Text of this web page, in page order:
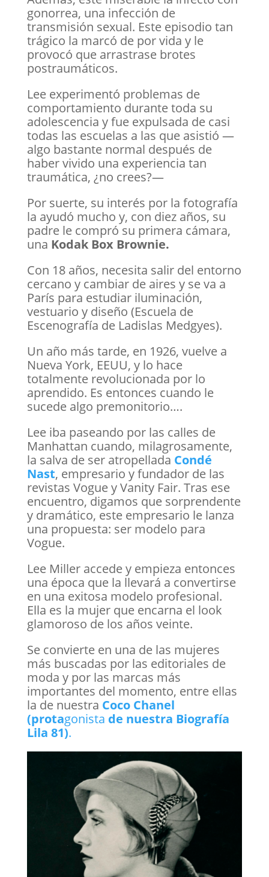
gonorrea, una infección de
transmisión sexual. Este episodio tan
trágico la marcó de por vida y le
provocó que arrastrase brotes
postraumáticos.
Lee experimentó problemas de
comportamiento durante toda su
adolescencia y fue expulsada de casi
todas las escuelas a las que asistió —
algo bastante normal después de
haber vivido una experiencia tan
traumática, ¿no crees?—
Por suerte, su interés por la fotografía
la ayudó mucho y, con diez años, su
padre le compró su primera cámara,
una Kodak Box Brownie.
Con 18 años, necesita salir del entorno
cercano y cambiar de aires y se va a
París para estudiar iluminación,
vestuario y diseño (Escuela de
Escenografía de Ladislas Medgyes).
Un año más tarde, en 1926, vuelve a
Nueva York, EEUU, y lo hace
totalmente revolucionada por lo
aprendido. Es entonces cuando le
sucede algo premonitorio….
Lee iba paseando por las calles de
Manhattan cuando, milagrosamente,
la salva de ser atropellada Condé
Nast, empresario y fundador de las
revistas Vogue y Vanity Fair. Tras ese
encuentro, digamos que sorprendente
y dramático, este empresario le lanza
una propuesta: ser modelo para
Vogue.
Lee Miller accede y empieza entonces
una época que la llevará a convertirse
en una exitosa modelo profesional.
Ella es la mujer que encarna el look
glamoroso de los años veinte.
Se convierte en una de las mujeres
más buscadas por las editoriales de
moda y por las marcas más
importantes del momento, entre ellas
la de nuestra Coco Chanel
(protagonista de nuestra Biografía
Lila 81).